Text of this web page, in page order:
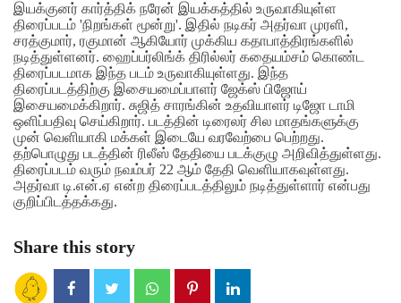
இயக்குனர் கார்த்திக் நரேன் இயக்கத்தில் உருவாகியுள்ள
திரைப்படம் 'நிறங்கள் மூன்று'. இதில் நடிகர் அதர்வா முரளி,
சரத்குமார், ரகுமான் ஆகியோர் முக்கிய கதாபாத்திரங்களில்
நடித்துள்ளனர். ஹைப்பர்லிங்க் திரில்லர் கதையம்சம் கொண்ட
திரைப்படமாக இந்த படம் உருவாகியுள்ளது. இந்த
திரைப்படத்திற்கு இசையமைப்பாளர் ஜேக்ஸ் பிஜோய்
இசையமைக்கிறார். சுஜித் சாரங்கின் உதவியாளர் டிஜோ டாமி
ஒளிப்பதிவு செய்கிறார். படத்தின் டிரைலர் சில மாதங்களுக்கு
முன் வெளியாகி மக்கள் இடையே வரவேற்பை பெற்றது.
தற்பொழுது படத்தின் ரிலீஸ் தேதியை படக்குழு அறிவித்துள்ளது.
திரைப்படம் வரும் நவம்பர் 22 ஆம் தேதி வெளியாகவுள்ளது.
அதர்வா டி.என்.ஏ என்ற திரைப்படத்திலும் நடித்துள்ளார் என்பது
குறிப்பிடத்தக்கது.
Share this story